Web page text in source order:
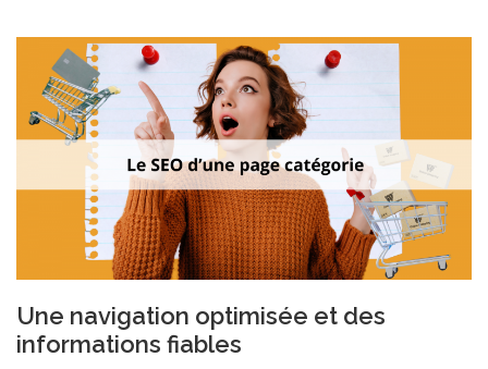
Une navigation optimisée et des
informations fiables